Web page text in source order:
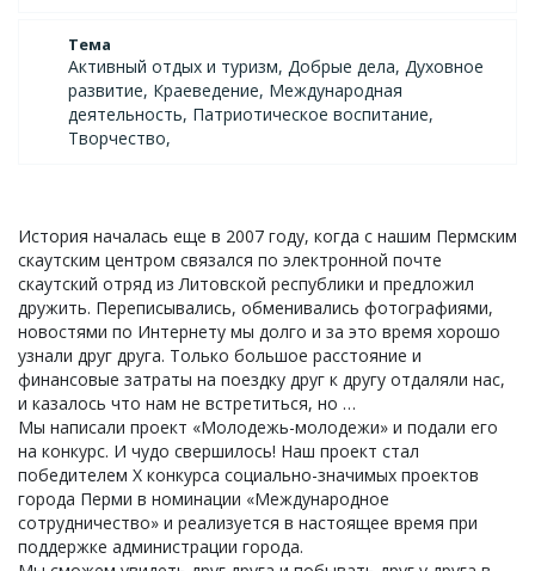
Тема
Активный отдых и туризм, Добрые дела, Духовное
развитие, Краеведение, Международная
деятельность, Патриотическое воспитание,
Творчество,
История началась еще в 2007 году, когда с нашим Пермским
скаутским центром связался по электронной почте
скаутский отряд из Литовской республики и предложил
дружить. Переписывались, обменивались фотографиями,
новостями по Интернету мы долго и за это время хорошо
узнали друг друга. Только большое расстояние и
финансовые затраты на поездку друг к другу отдаляли нас,
и казалось что нам не встретиться, но …
Мы написали проект «Молодежь-молодежи» и подали его
на конкурс. И чудо свершилось! Наш проект стал
победителем Х конкурса социально-значимых проектов
города Перми в номинации «Международное
сотрудничество» и реализуется в настоящее время при
поддержке администрации города.